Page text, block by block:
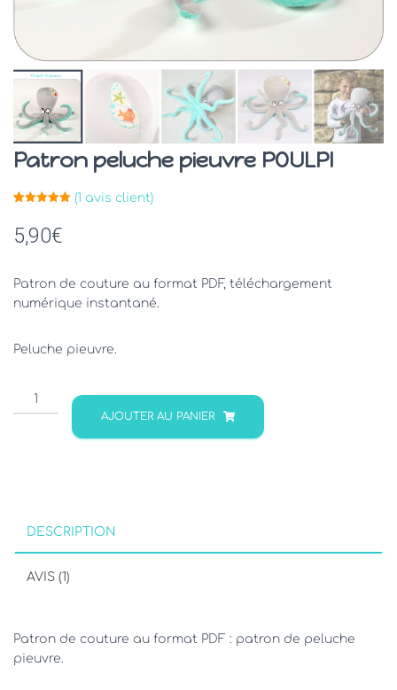
Patron peluche pieuvre POULPI
basé sur
notation
(1 avis client)
5,90€
Patron de couture au format PDF, téléchargement
numérique instantané.
Peluche pieuvre.
quantité
de
AJOUTER AU PANIER
DESCRIPTION
AVIS (1)
Patron de couture au format PDF : patron de peluche
pieuvre.